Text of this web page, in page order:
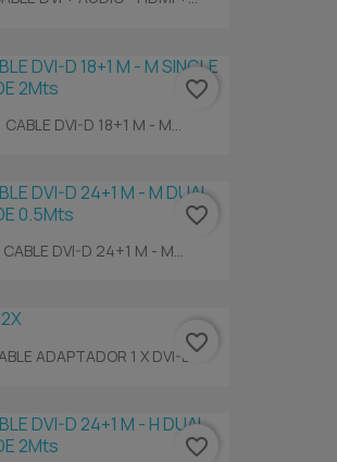
CABLE DVI-D 18+1 M - M...
favorite_border
CABLE DVI-D 24+1 M - M...
favorite_border
ADAPTADOR 1 X DVI-D...
favorite_border
favorite_border